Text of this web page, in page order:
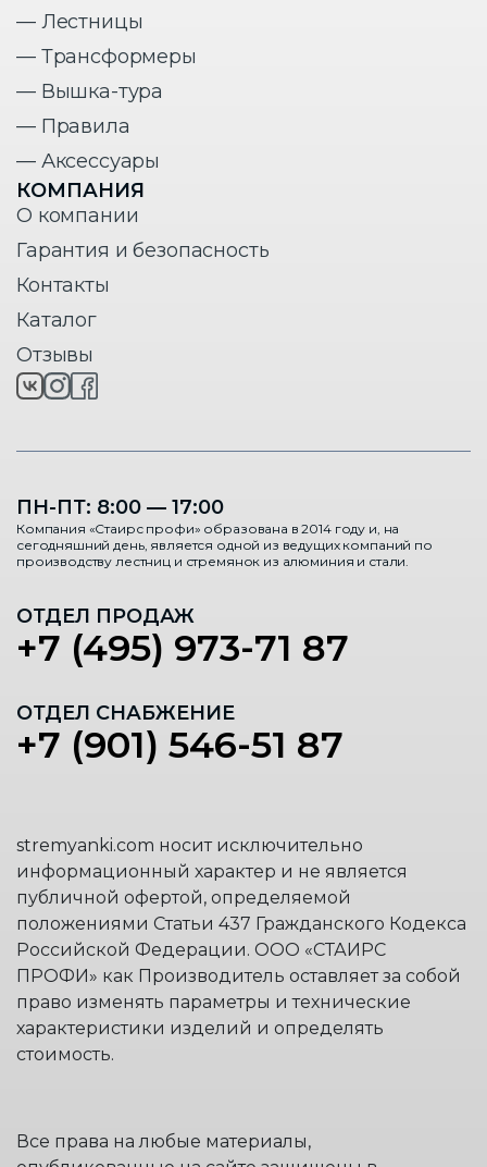
— Лестницы
— Трансформеры
— Вышка-тура
— Правила
— Аксессуары
КОМПАНИЯ
О компании
Гарантия и безопасность
Контакты
Каталог
Отзывы
ПН-ПТ: 8:00 — 17:00
Компания «Стаирс профи» образована в 2014 году и, на
сегодняшний день, является одной из ведущих компаний по
производству лестниц и стремянок из алюминия и стали.
ОТДЕЛ ПРОДАЖ
+7 (495) 973-71 87
ОТДЕЛ СНАБЖЕНИЕ
+7 (901) 546-51 87
stremyanki.com носит исключительно
информационный характер и не является
публичной офертой, определяемой
положениями Статьи 437 Гражданского Кодекса
Российской Федерации. ООО «СТАИРС
ПРОФИ» как Производитель оставляет за собой
право изменять параметры и технические
характеристики изделий и определять
стоимость.
Все права на любые материалы,